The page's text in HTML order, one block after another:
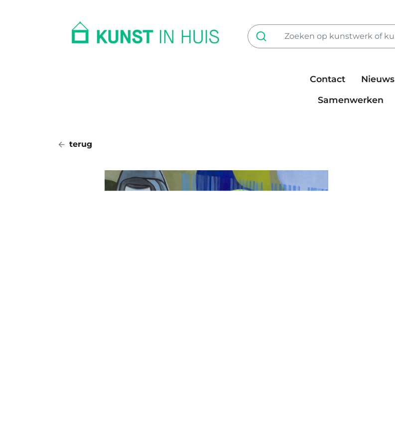
Contact Nieuws
Samenwerken
terug